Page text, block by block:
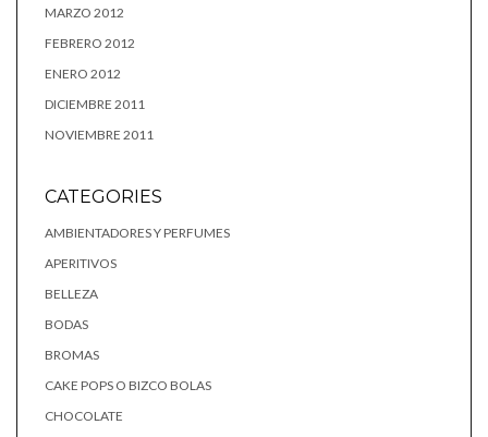
MARZO 2012
FEBRERO 2012
ENERO 2012
DICIEMBRE 2011
NOVIEMBRE 2011
CATEGORIES
AMBIENTADORES Y PERFUMES
APERITIVOS
BELLEZA
BODAS
BROMAS
CAKE POPS O BIZCO BOLAS
CHOCOLATE